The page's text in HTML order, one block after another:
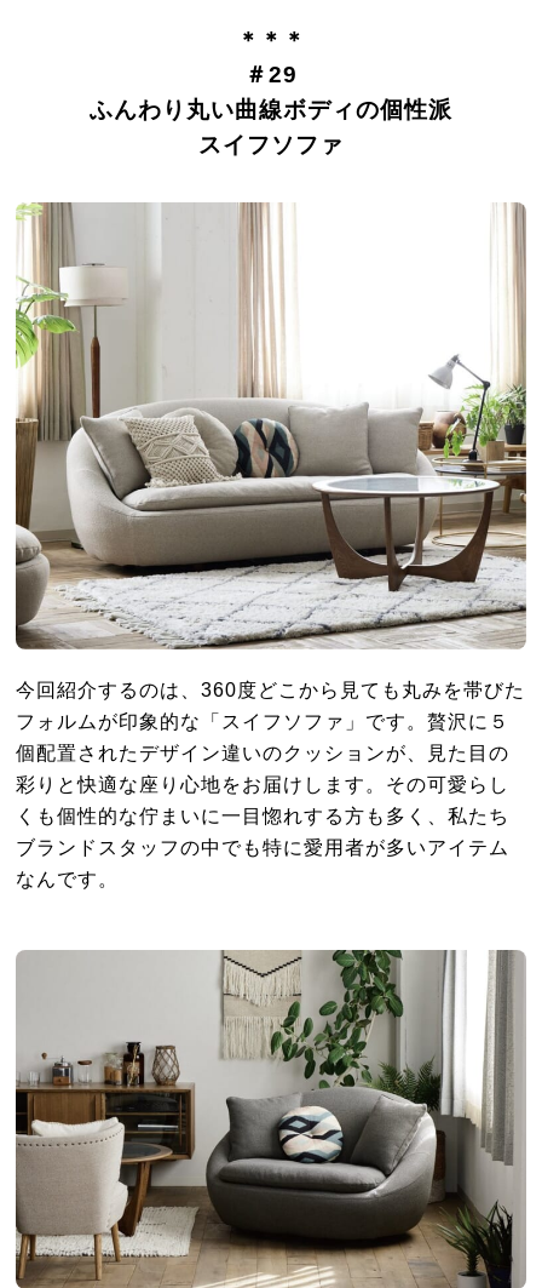
＊＊＊
＃29
ふんわり丸い曲線ボディの個性派
スイフソファ
今回紹介するのは、360度どこから見ても丸みを帯びた
フォルムが印象的な「スイフソファ」です。贅沢に５
個配置されたデザイン違いのクッションが、見た目の
彩りと快適な座り心地をお届けします。その可愛らし
くも個性的な佇まいに一目惚れする方も多く、私たち
ブランドスタッフの中でも特に愛用者が多いアイテム
なんです。